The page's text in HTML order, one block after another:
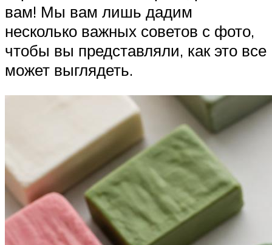
вам! Мы вам лишь дадим
несколько важных советов с фото,
чтобы вы представляли, как это все
может выглядеть.